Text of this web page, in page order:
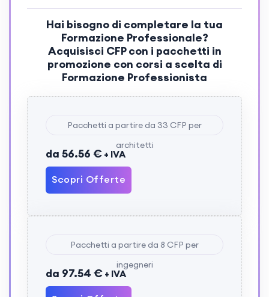
Hai bisogno di completare la tua
Formazione Professionale?
Acquisisci CFPcon i pacchetti in
promozione con corsi a scelta di
Formazione Professionista
Pacchetti a partire da 33 CFP per
architetti
da 56.56 € + IVA
Scopri Offerte
Pacchetti a partire da 8 CFP per
ingegneri
da 97.54 € + IVA